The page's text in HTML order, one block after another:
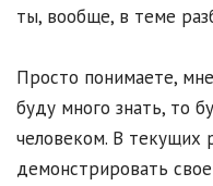
ты, вообще, в теме
Просто понимаете,
буду много знать, то
человеком. В текущих
демонстрировать